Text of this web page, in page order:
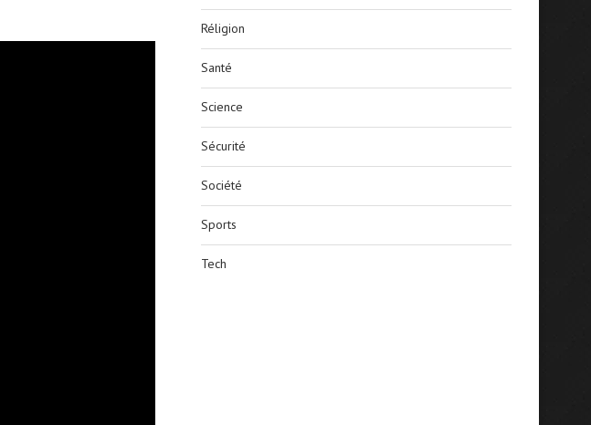
Réligion
Santé
Science
Sécurité
Société
Sports
Tech